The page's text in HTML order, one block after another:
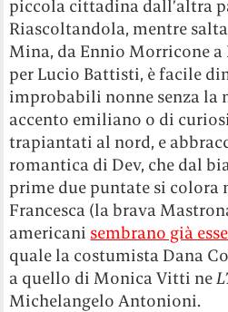
piccola cittadina dall’altra
Riascoltandola, mentre
Mina, da Ennio Morricone a
per Lucio Battisti, è facile
improbabili nonne senza la
accento emiliano o di
trapiantati al nord, e
romantica di Dev, che dal
prime due puntate si colora
Francesca (la brava
americani sembrano già
quale la costumista Dana
a quello di Monica Vitti ne
Michelangelo Antonioni.